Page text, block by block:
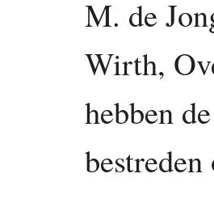
M. de
Wirth,
hebben